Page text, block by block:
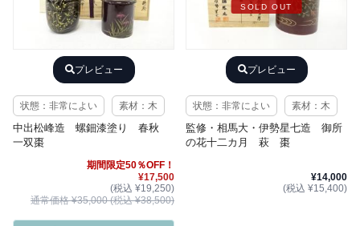
プレビュー
状態：非常によい 素材：木
中出松峰造 螺鈿漆塗り 春秋
一双棗
期間限定50％OFF！
¥17,500
(税込 ¥19,250)
通常価格 ¥35,000 (税込 ¥38,500)
SOLD OUT
プレビュー
状態：非常によい 素材：木
監修・相馬大・伊勢星七造 御所
の花十二カ月 萩 棗
¥14,000
(税込 ¥15,400)